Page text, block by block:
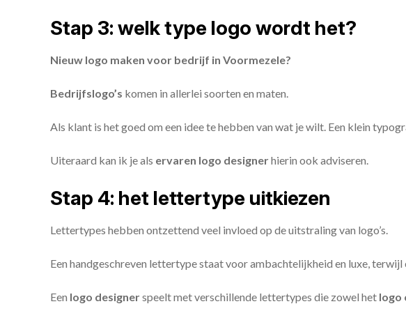
Stap 3: welk type logo wordt het?
Nieuw logo maken voor bedrijf in Voormezele?
Bedrijfslogo’s komen in allerlei soorten en maten.
Als klant is het goed om een idee te hebben van wat je wilt. Een klein
Uiteraard kan ik je als ervaren logo designerhierin ook adviseren.
Stap 4: het lettertype uitkiezen
Lettertypes hebben ontzettend veel invloed op de uitstraling van logo’s.
Een handgeschreven lettertype staat voor ambachtelijkheid en luxe,
Een logo designerspeelt met verschillende lettertypes die zowel het logo